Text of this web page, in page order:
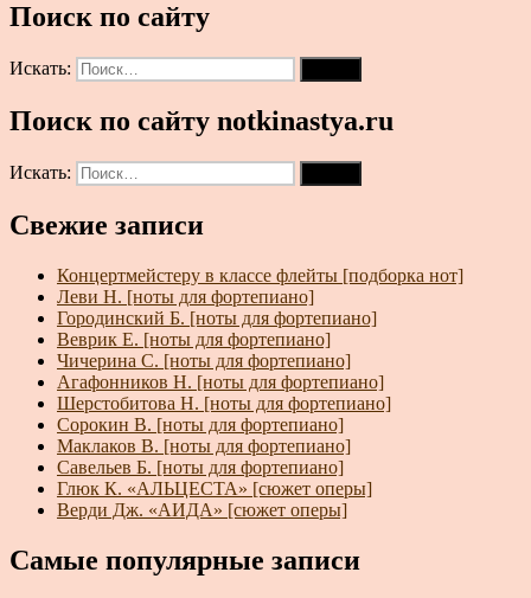
Поиск по сайту
Искать:
Поиск по сайту notkinastya.ru
Искать:
Свежие записи
Концертмейстеру в классе флейты [подборка нот]
Леви Н. [ноты для фортепиано]
Городинский Б. [ноты для фортепиано]
Веврик Е. [ноты для фортепиано]
Чичерина С. [ноты для фортепиано]
Агафонников Н. [ноты для фортепиано]
Шерстобитова Н. [ноты для фортепиано]
Сорокин В. [ноты для фортепиано]
Маклаков В. [ноты для фортепиано]
Савельев Б. [ноты для фортепиано]
Глюк К. «АЛЬЦЕСТА» [сюжет оперы]
Верди Дж. «АИДА» [сюжет оперы]
Самые популярные записи